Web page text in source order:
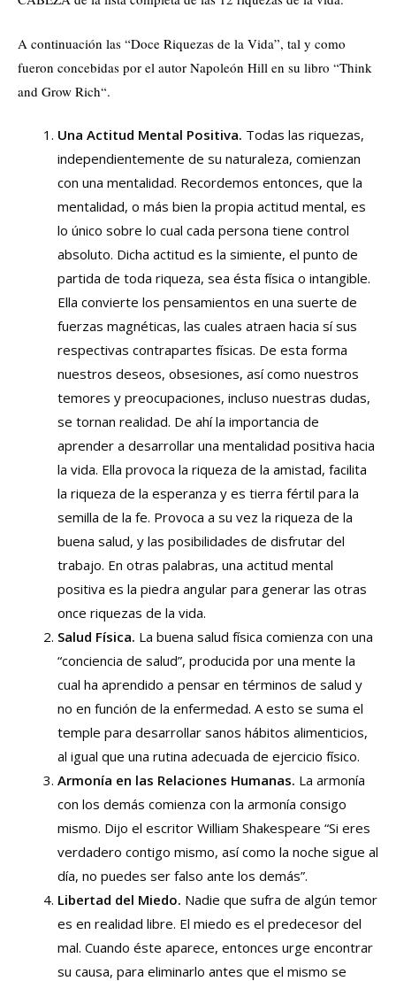
A continuación las “Doce Riquezas de la Vida”, tal y como
fueron concebidas por el autor Napoleón Hill en su libro “Think
and Grow Rich“.
Una Actitud Mental Positiva. Todas las riquezas,
independientemente de su naturaleza, comienzan
con una mentalidad. Recordemos entonces, que la
mentalidad, o más bien la propia actitud mental, es
lo único sobre lo cual cada persona tiene control
absoluto. Dicha actitud es la simiente, el punto de
partida de toda riqueza, sea ésta física o intangible.
Ella convierte los pensamientos en una suerte de
fuerzas magnéticas, las cuales atraen hacia sí sus
respectivas contrapartes físicas. De esta forma
nuestros deseos, obsesiones, así como nuestros
temores y preocupaciones, incluso nuestras dudas,
se tornan realidad. De ahí la importancia de
aprender a desarrollar una mentalidad positiva hacia
la vida. Ella provoca la riqueza de la amistad, facilita
la riqueza de la esperanza y es tierra fértil para la
semilla de la fe. Provoca a su vez la riqueza de la
buena salud, y las posibilidades de disfrutar del
trabajo. En otras palabras, una actitud mental
positiva es la piedra angular para generar las otras
once riquezas de la vida.
Salud Física. La buena salud física comienza con una
“conciencia de salud”, producida por una mente la
cual ha aprendido a pensar en términos de salud y
no en función de la enfermedad. A esto se suma el
temple para desarrollar sanos hábitos alimenticios,
al igual que una rutina adecuada de ejercicio físico.
Armonía en las Relaciones Humanas. La armonía
con los demás comienza con la armonía consigo
mismo. Dijo el escritor William Shakespeare “Si eres
verdadero contigo mismo, así como la noche sigue al
día, no puedes ser falso ante los demás”.
Libertad del Miedo. Nadie que sufra de algún temor
es en realidad libre. El miedo es el predecesor del
mal. Cuando éste aparece, entonces urge encontrar
su causa, para eliminarlo antes que el mismo se